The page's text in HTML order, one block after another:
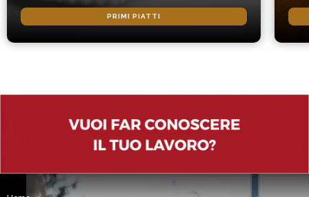
PRIMI PIATTI